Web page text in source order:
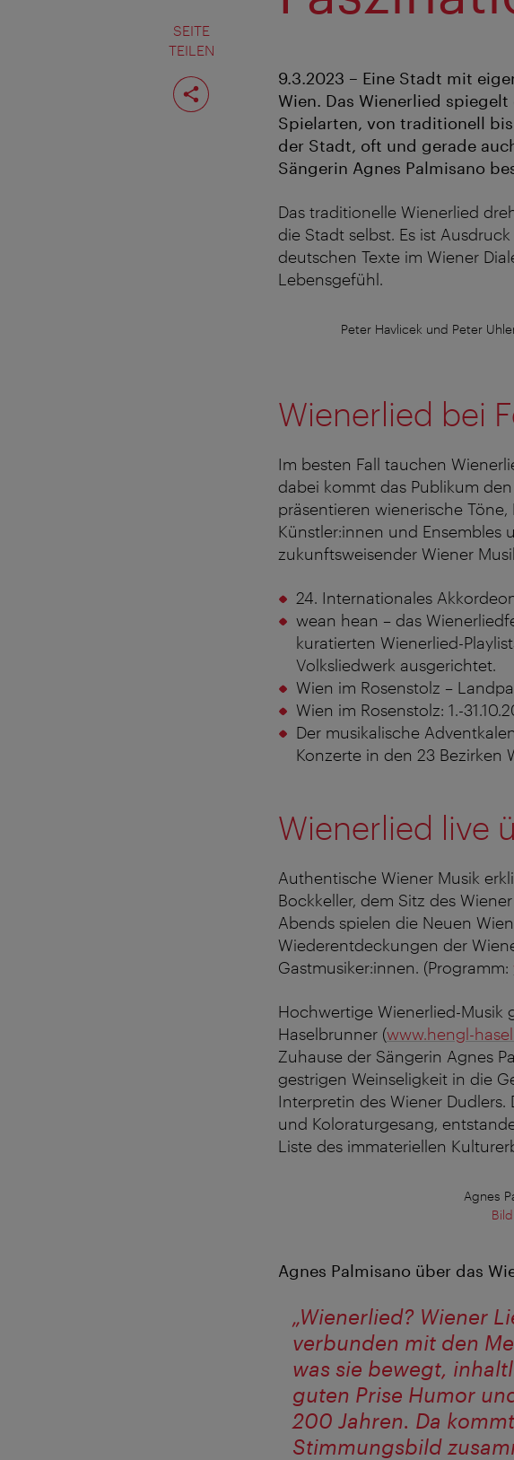
SEITE
TEILEN
Seite
teilen
9.3.2023 – Eine Stadt mit
Wien. Das Wienerlied
Spielarten, von traditionell
der Stadt, oft und gerade
Sängerin Agnes Palmisano
Das traditionelle Wienerlied
die Stadt selbst. Es ist
deutschen Texte im Wiener
Lebensgefühl.
Peter Havlicek und Peter
Wienerlied bei
Im besten Fall tauchen
dabei kommt das Publikum
präsentieren wienerische
Künstler:innen und Ensembles
zukunftsweisender Wiener
24. Internationales
wean hean – das
kuratierten Wienerlied-
Volksliedwerk ausgerichtet.
Wien im Rosenstolz –
Wien im Rosenstolz: 1.-
Der musikalische
Konzerte in den 23 Bezirken
Wienerlied live
Authentische Wiener Musik
Bockkeller, dem Sitz des
Abends spielen die Neuen
Wiederentdeckungen der
Gastmusiker:innen. (Programm:
Hochwertige Wienerlied-Musik
Haselbrunner (www.hengl-
Zuhause der Sängerin Agnes
gestrigen Weinseligkeit in die
Interpretin des Wiener
und Koloraturgesang,
Liste des immateriellen
Agnes
Agnes Palmisano über das
„Wienerlied? Wiener
verbunden mit den
was sie bewegt,
guten Prise Humor
200 Jahren. Da
Stimmungsbild